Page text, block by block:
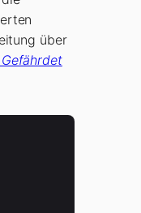
über